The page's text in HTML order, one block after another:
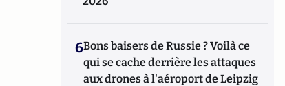
6Bons baisers de Russie ? Voilà ce
qui se cache derrière les attaques
aux drones à l'aéroport de Leipzig